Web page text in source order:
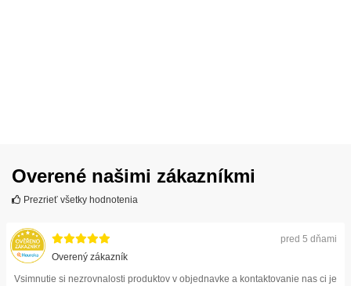
Overené našimi zákazníkmi
Prezrieť všetky hodnotenia
pred 5 dňami
Overený zákazník
Vsimnutie si nezrovnalosti produktov v objednavke a kontaktovanie nas ci je